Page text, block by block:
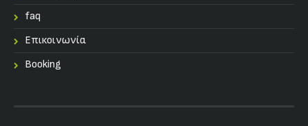
faq
Επικοινωνία
Booking